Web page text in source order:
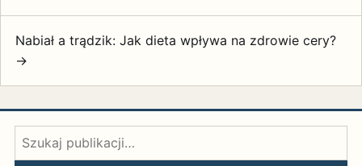
Nabiał a trądzik: Jak dieta wpływa na zdrowie cery?
→
Szukaj: